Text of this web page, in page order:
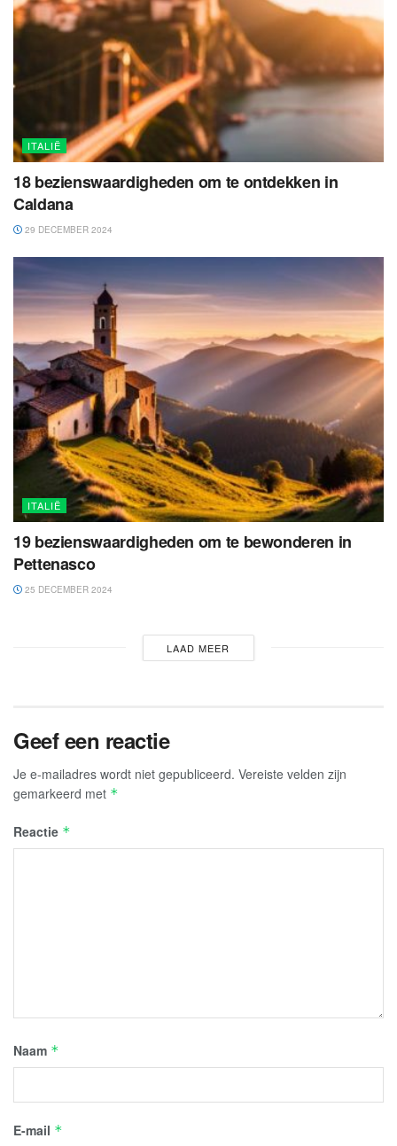
ITALIË
18 bezienswaardigheden om te ontdekken in
Caldana
29 DECEMBER 2024
ITALIË
19 bezienswaardigheden om te bewonderen in
Pettenasco
25 DECEMBER 2024
LAAD MEER
Geef een reactie
Je e-mailadres wordt niet gepubliceerd. Vereiste velden zijn
gemarkeerd met *
Reactie *
Naam *
E-mail *